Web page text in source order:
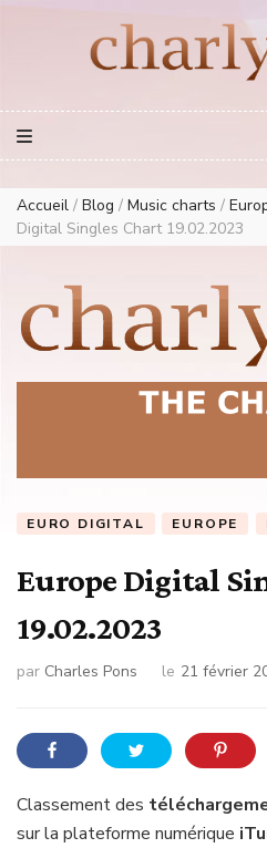
European Music Charts plus USA and
Accueil / Blog / Music charts /
Digital Singles Chart 19.02.2023
EURO DIGITAL EUROPE
Europe Digital
19.02.2023
par Charles Pons le 21 février
Classement des
sur la plateforme numérique